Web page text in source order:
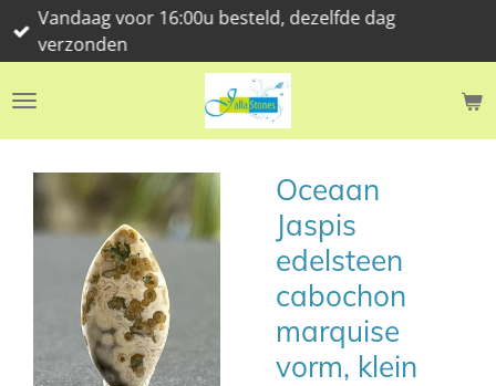
Ga
direct
de
Vandaag voor 16:00u besteld, dezelfde dag
verzonden
Oceaan
Jaspis
edelsteen
cabochon
marquise
vorm, klein